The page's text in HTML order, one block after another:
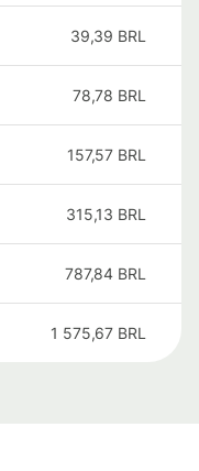
39,39 BRL
78,78 BRL
157,57 BRL
315,13 BRL
787,84 BRL
1 575,67 BRL